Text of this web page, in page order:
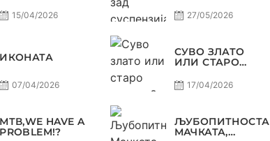
ПОСТОЈАНО СЕ
СЛУША ЕХФ
15/04/2026
ИКОНАТА
07/04/2026
МТВ,WE HAVE A
PROBLEM!?
НИКОЛОВ! САМО
РАКОМЕТ С5Е8
27/05/2026
СУВО ЗЛАТО
ИЛИ СТАРО
РАКОМЕТ С5Е7
17/04/2026
ЉУБОПИТНОСТА
МАЧКАТА,